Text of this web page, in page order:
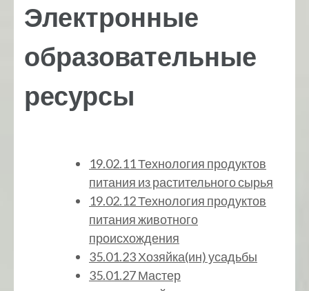
Электронные
образовательные
ресурсы
19.02.11 Технология продуктов
питания из растительного сырья
19.02.12 Технология продуктов
питания животного
происхождения
35.01.23 Хозяйка(ин) усадьбы
35.01.27 Мастер